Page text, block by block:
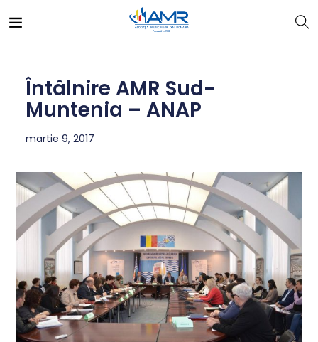
Întâlnire AMR Sud-
Muntenia – ANAP
martie 9, 2017